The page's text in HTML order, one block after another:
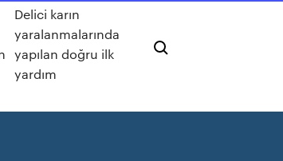
Delici karın
yaralanmalarında
yapılan doğru ilk
yardım